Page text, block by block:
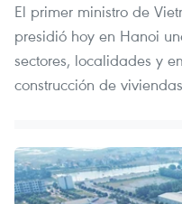
El primer ministro de
presidió hoy en Hanoi
sectores, localidades y
construcción de